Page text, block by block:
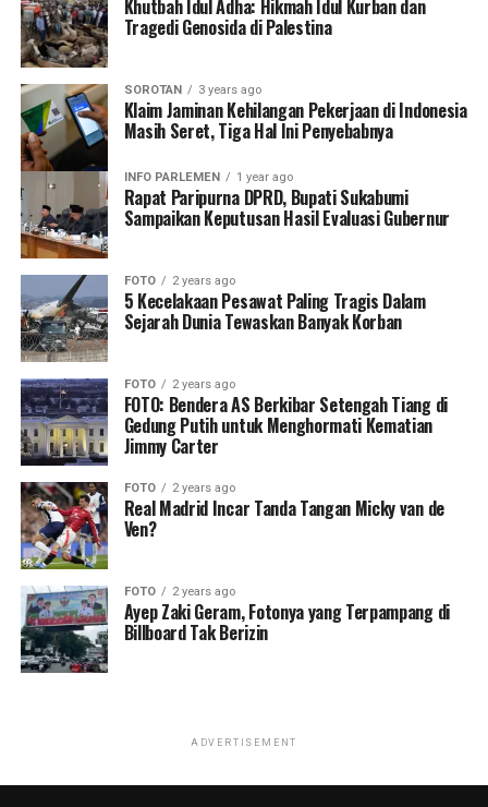
Khutbah Idul Adha: Hikmah Idul Kurban dan
Tragedi Genosida di Palestina
SOROTAN 3 years ago
Klaim Jaminan Kehilangan Pekerjaan di Indonesia
Masih Seret, Tiga Hal Ini Penyebabnya
INFO PARLEMEN 1 year ago
Rapat Paripurna DPRD, Bupati Sukabumi
Sampaikan Keputusan Hasil Evaluasi Gubernur
FOTO 2 years ago
5 Kecelakaan Pesawat Paling Tragis Dalam
Sejarah Dunia Tewaskan Banyak Korban
FOTO 2 years ago
FOTO: Bendera AS Berkibar Setengah Tiang di
Gedung Putih untuk Menghormati Kematian
Jimmy Carter
FOTO 2 years ago
Real Madrid Incar Tanda Tangan Micky van de
Ven?
FOTO 2 years ago
Ayep Zaki Geram, Fotonya yang Terpampang di
Billboard Tak Berizin
ADVERTISEMENT